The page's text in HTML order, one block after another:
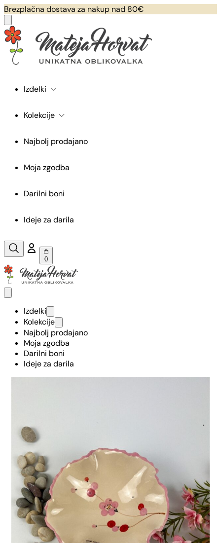
Brezplačna dostava za nakup nad 80€
Izdelki
Kolekcije
Najbolj prodajano
Moja zgodba
Darilni boni
Ideje za darila
0
Izdelki
Kolekcije
Najbolj prodajano
Moja zgodba
Darilni boni
Ideje za darila